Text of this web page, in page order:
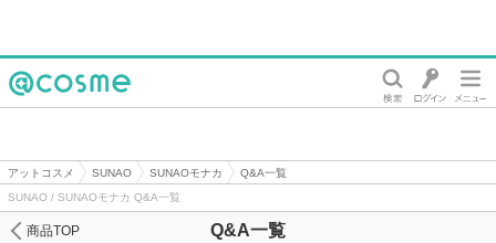
アットコスメ SUNAO SUNAOモナカ
Q&A一覧
SUNAO / SUNAOモナカ Q&A一覧
Q&A一覧
商品TOP